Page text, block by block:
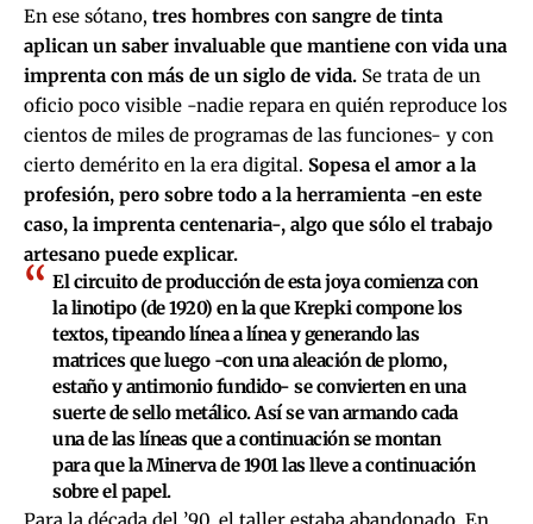
En ese sótano, tres hombres con sangre de tinta
aplican un saber invaluable que mantiene con vida una
imprenta con más de un siglo de vida. Se trata de un
oficio poco visible -nadie repara en quién reproduce los
cientos de miles de programas de las funciones- y con
cierto demérito en la era digital. Sopesa el amor a la
profesión, pero sobre todo a la herramienta -en este
caso, la imprenta centenaria-, algo que sólo el trabajo
artesano puede explicar.
El circuito de producción de esta joya comienza con
la linotipo (de 1920) en la que Krepki compone los
textos, tipeando línea a línea y generando las
matrices que luego -con una aleación de plomo,
estaño y antimonio fundido- se convierten en una
suerte de sello metálico. Así se van armando cada
una de las líneas que a continuación se montan
para que la Minerva de 1901 las lleve a continuación
sobre el papel.